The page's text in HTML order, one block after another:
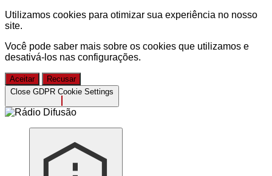
Utilizamos cookies para otimizar sua experiência no nosso
site.
Você pode saber mais sobre os cookies que utilizamos e
desativá-los nas configurações.
Aceitar
Recusar
Close GDPR Cookie Settings